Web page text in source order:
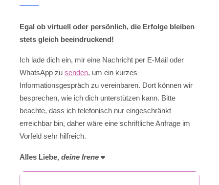
Egal ob virtuell oder persönlich, die Erfolge bleiben
stets gleich beeindruckend!
Ich lade dich ein, mir eine Nachricht per E-Mail oder
WhatsApp zu senden, um ein kurzes
Informationsgespräch zu vereinbaren. Dort können wir
besprechen, wie ich dich unterstützen kann. Bitte
beachte, dass ich telefonisch nur eingeschränkt
erreichbar bin, daher wäre eine schriftliche Anfrage im
Vorfeld sehr hilfreich.
Alles Liebe, deine Irene ❤️